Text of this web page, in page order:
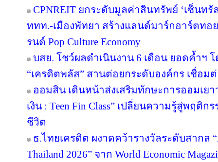
CPNREIT ยกระดับมูลค่าสินทรัพย์ ‘เซ็นทรั
ททท.-เมืองพัทยา สร้างแลนด์มาร์กอาร์ตทอ
รนด์ Pop Culture Economy
บสย. โชว์ผลดำเนินงาน 6 เดือน ยอดค้ำฯ
“เครดิตพลัส” สานต่อยกระดับองค์กร เชื่อมต่
ออมสิน เดินหน้าส่งเสริมทักษะการออมเยา
เงิน : Teen Fin Class” เปลี่ยนความรู้สู่พฤติ
ชีวิต
ธ.ไทยเครดิต ผงาดคว้ารางวัลระดับสากล
Thailand 2026” จาก World Economic